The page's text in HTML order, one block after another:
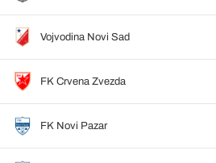
Vojvodina Novi Sad
FK Crvena Zvezda
FK Novi Pazar